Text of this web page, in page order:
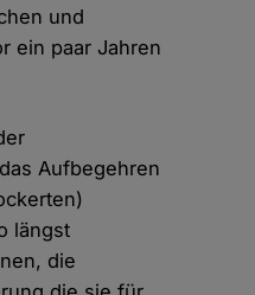
und
ein paar Jahren
Aufbegehren
längst
die